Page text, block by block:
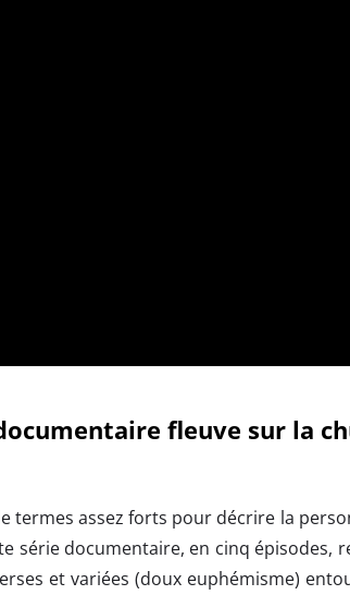
fleuve sur la
termes assez forts pour décrire la
série documentaire, en cinq épisodes,
et variées (doux euphémisme)